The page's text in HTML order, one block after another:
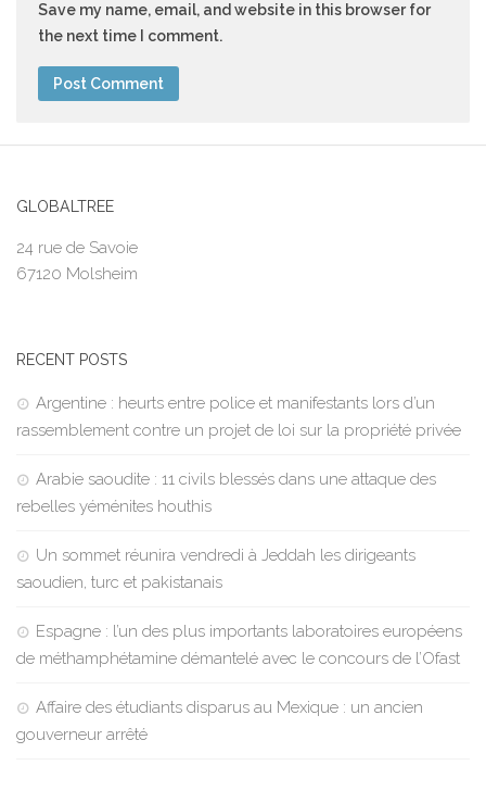
Save my name, email, and website in this browser for
the next time I comment.
GLOBALTREE
24 rue de Savoie
67120 Molsheim
RECENT POSTS
Argentine : heurts entre police et manifestants lors d’un
rassemblement contre un projet de loi sur la propriété privée
Arabie saoudite : 11 civils blessés dans une attaque des
rebelles yéménites houthis
Un sommet réunira vendredi à Jeddah les dirigeants
saoudien, turc et pakistanais
Espagne : l’un des plus importants laboratoires européens
de méthamphétamine démantelé avec le concours de l’Ofast
Affaire des étudiants disparus au Mexique : un ancien
gouverneur arrêté